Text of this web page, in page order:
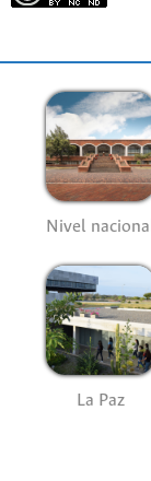
Nivel
La Paz